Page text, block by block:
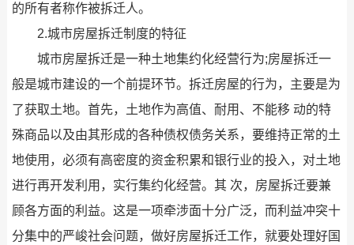
的所有者称作被拆迁人。
2.城市房屋拆迁制度的特征
城市房屋拆迁是一种土地集约化经营行为;房屋拆迁一
般是城市建设的一个前提环节。拆迁房屋的行为，主要是为
了获取土地。首先，土地作为高值、耐用、不能移 动的特
殊商品以及由其形成的各种债权债务关系，要维持正常的土
地使用，必须有高密度的资金积累和银行业的投入，对土地
进行再开发利用，实行集约化经营。其 次，房屋拆迁要兼
顾各方面的利益。这是一项牵涉面十分广泛，而利益冲突十
分集中的严峻社会问题，做好房屋拆迁工作，就要处理好国